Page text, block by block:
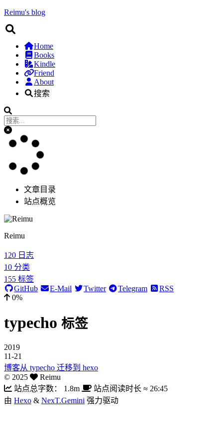
Reimu's blog
Home
Books
Kindle
Friend
About
搜索
文章目录
站点概览
Reimu
120 日志
10 分类
155 标签
GitHub
E-Mail Twitter Telegram
RSS
0%
typecho 标签
2019
11-21
博客从 typecho 迁移到 hexo
© 2025
Reimu
站点总字数：
1.8m 站点阅读时长 ≈ 26:45
由 Hexo & NexT.Gemini 强力驱动